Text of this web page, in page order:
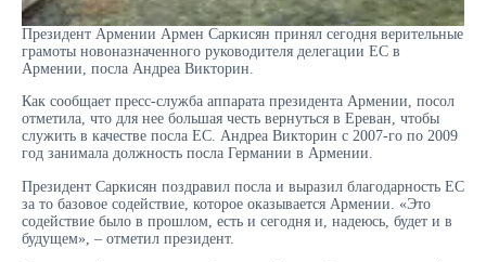
Президент Армении Армен Саркисян принял сегодня верительные
грамоты новоназначенного руководителя делегации ЕС в
Армении, посла Андреа Викторин.
Как сообщает пресс-служба аппарата президента Армении, посол
отметила, что для нее большая честь вернуться в Ереван, чтобы
служить в качестве посла ЕС. Андреа Викторин с 2007-го по 2009
год занимала должность посла Германии в Армении.
Президент Саркисян поздравил посла и выразил благодарность ЕС
за то базовое содействие, которое оказывается Армении. «Это
содействие было в прошлом, есть и сегодня и, надеюсь, будет и в
будущем», – отметил президент.